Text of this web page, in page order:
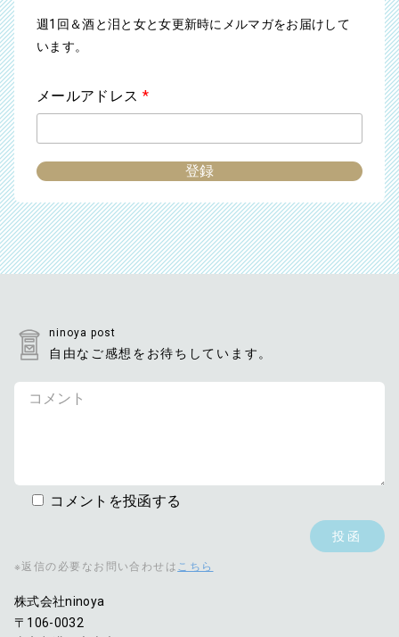
週1回＆酒と泪と女と女更新時にメルマガをお届けして
います。
メールアドレス *
ninoya post
自由なご感想をお待ちしています。
コメントを投函する
※返信の必要なお問い合わせは こちら
株式会社ninoya
〒106-0032